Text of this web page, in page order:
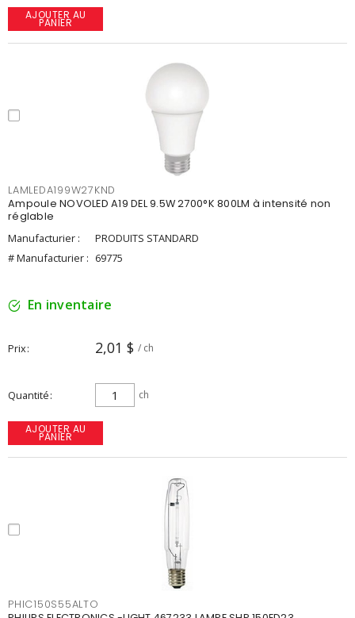
AJOUTER AU
PANIER
LAMLEDA199W27KND
Ampoule NOVOLED A19 DEL 9.5W 2700°K 800LM à intensité non
réglable
Manufacturier :
PRODUITS STANDARD
# Manufacturier : 69775
En inventaire
Prix 2,01 $ / ch
Quantité ch
AJOUTER AU
PANIER
PHIC150S55ALTO